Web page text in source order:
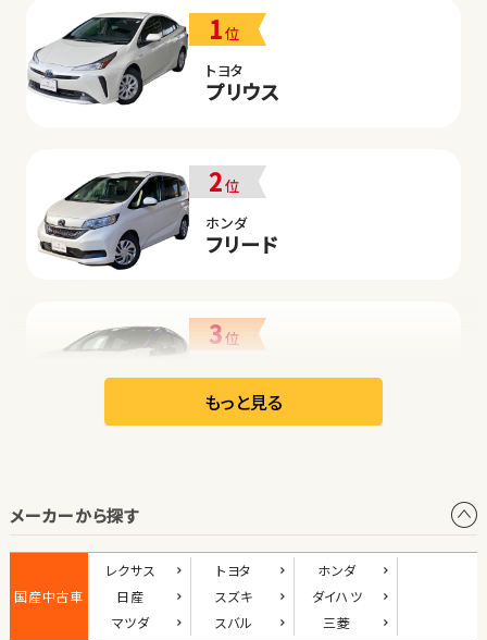
1位
トヨタ
プリウス
2位
ホンダ
フリード
3位
日産
リーフ
1位
ダイハツ
コペン
もっと見る
メーカーから探す
国産中古車
レクサス トヨタ
ホンダ
日産
スズキ
ダイハツ
マツダ
スバル 三菱